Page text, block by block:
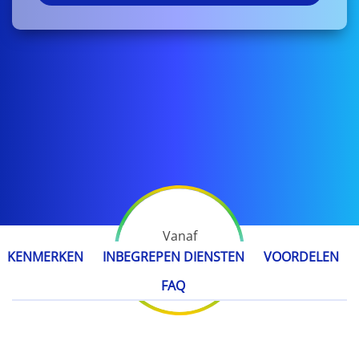
Vanaf
€ 144,99 / jaar
KENMERKEN INBEGREPEN DIENSTEN
VOORDELEN
FAQ